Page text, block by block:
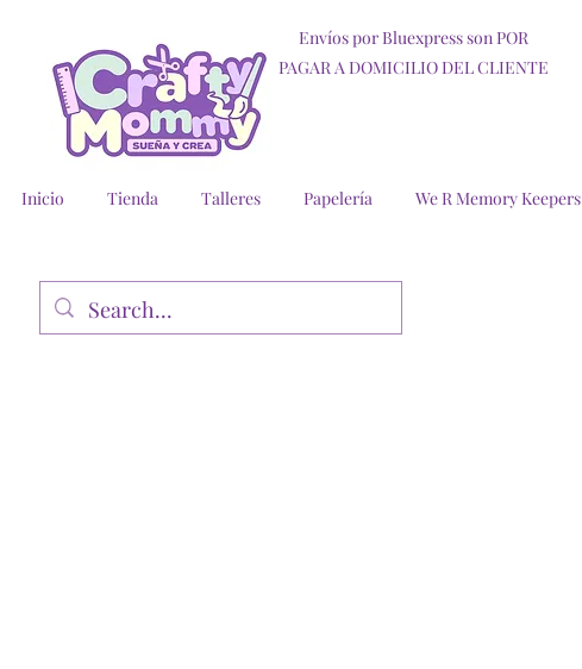
Envíos por Bluexpress son POR
PAGAR A DOMICILIO DEL CLIENTE
Inicio Tienda Talleres Papelería We R Memory Keepers